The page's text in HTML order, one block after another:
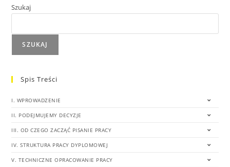
Szukaj
SZUKAJ
Spis Treści
I. WPROWADZENIE
II. PODEJMUJEMY DECYZJE
III. OD CZEGO ZACZĄĆ PISANIE PRACY
IV. STRUKTURA PRACY DYPLOMOWEJ
V. TECHNICZNE OPRACOWANIE PRACY